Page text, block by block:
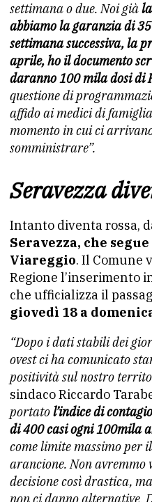
settimana o due. Noi già
abbiamo la garanzia di 35
settimana successiva, la
aprile, ho il documento
daranno 100mila dosi di
questione di
affido ai medici di
momento in cui ci
somministrare”.
Seravezza
Intanto diventa rossa,
Seravezza, che
Viareggio. Il Comune
Regione l’inserimento
che ufficializza il
giovedì 18 a
“Dopo i dati stabili dei
ovest ci ha comunicato
positività sulnostro
sindaco Riccardo
portatol’indice di
di 400 casi ogni 100mila
come limite massimo per
arancione.Non avremmo
decisione così drastica, ma